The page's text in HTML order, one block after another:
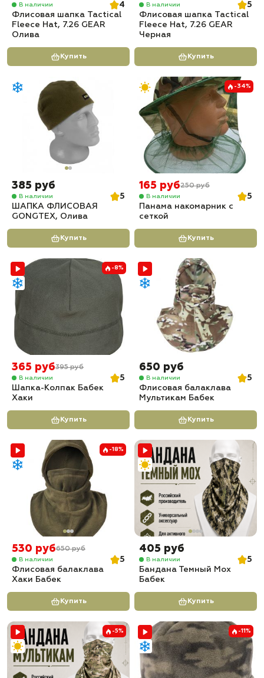
В наличии
4
Флисовая шапка Tactical
Fleece Hat, 7.26 GEAR
Олива
Купить
В наличии
5
Флисовая шапка Tactical
Fleece Hat, 7.26 GEAR
Черная
Купить
385 руб
В наличии
5
ШАПКА ФЛИСОВАЯ
GONGTEX, Олива
Купить
-34%
165 руб250 руб
В наличии
5
Панама накомарник с
сеткой
Купить
-8%
365 руб395 руб
В наличии
5
Шапка-Колпак Бабек
Хаки
Купить
650 руб
В наличии
5
Флисовая балаклава
Мультикам Бабек
Купить
-18%
530 руб650 руб
В наличии
5
Флисовая балаклава
Хаки Бабек
Купить
405 руб
В наличии
5
Бандана Темный Мох
Бабек
Купить
-5% -11%